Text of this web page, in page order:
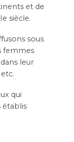
et de
siècle.
sous
femmes
leur
qui
établis